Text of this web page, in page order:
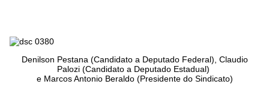
Denilson Pestana (Candidato a Deputado Federal), Claudio
Palozi (Candidato a Deputado Estadual)
e Marcos Antonio Beraldo (Presidente do Sindicato)